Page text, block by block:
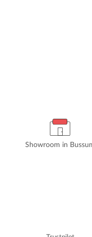
Showroom in